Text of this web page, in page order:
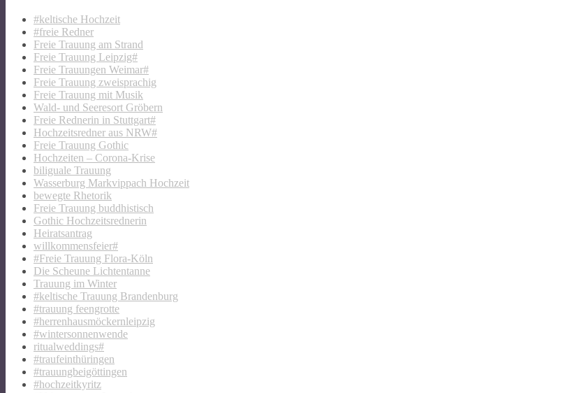
#keltische Hochzeit
#freie Redner
Freie Trauung am Strand
Freie Trauung Leipzig#
Freie Trauungen Weimar#
Freie Trauung zweisprachig
Freie Trauung mit Musik
Wald- und Seeresort Gröbern
Freie Rednerin in Stuttgart#
Hochzeitsredner aus NRW#
Freie Trauung Gothic
Hochzeiten – Corona-Krise
biliguale Trauung
Wasserburg Markvippach Hochzeit
bewegte Rhetorik
Freie Trauung buddhistisch
Gothic Hochzeitsrednerin
Heiratsantrag
willkommensfeier#
#Freie Trauung Flora-Köln
Die Scheune Lichtentanne
Trauung im Winter
#keltische Trauung Brandenburg
#trauung feengrotte
#herrenhausmöckernleipzig
#wintersonnenwende
ritualweddings#
#traufeinthüringen
#trauungbeigöttingen
#hochzeitkyritz